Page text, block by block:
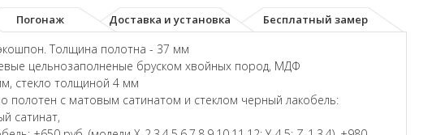
Погонаж Доставка и установка Бесплатный замер
Толщина полотна - 37 мм
цельнозаполненые бруском хвойных пород, МДФ
стекло толщиной 4 мм
полотен с матовым сатинатом и стеклом черный лакобель:
сатинат,